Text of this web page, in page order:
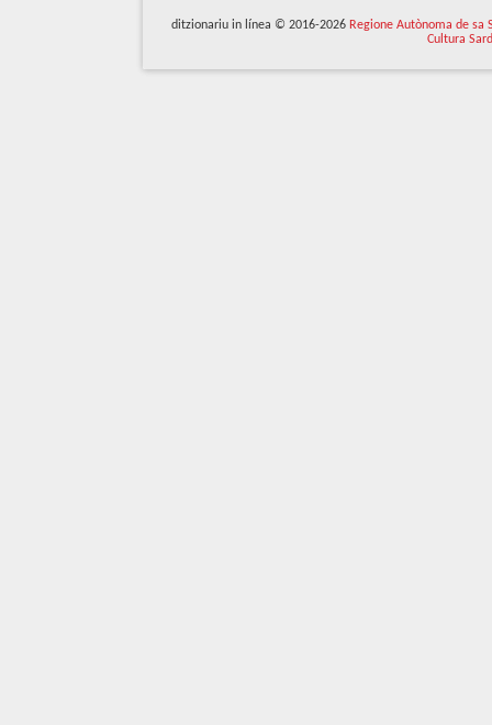
ditzionariu in línea © 2016-2026 Regione Autònoma de sa
Cultura